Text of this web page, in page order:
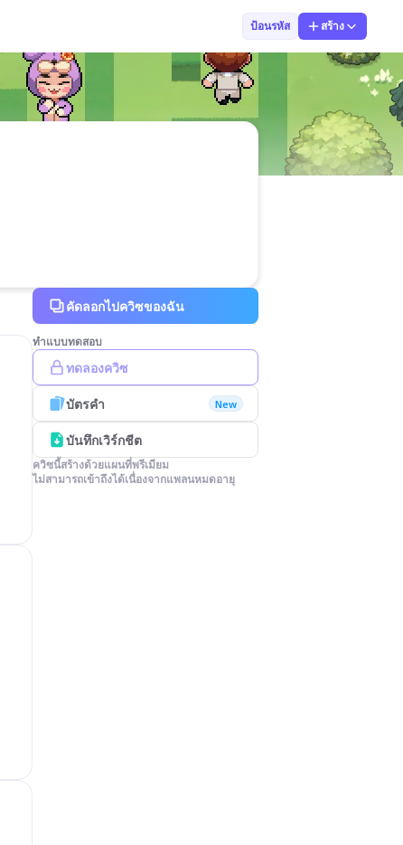
ป้อนรหัส สร้าง
คัดลอกไปควิซของฉัน
ทำแบบทดสอบ
ทดลองควิซ
บัตรคำ New
บันทึกเวิร์กชีต
ควิซนี้สร้างด้วยแผนที่พรีเมียม
ไม่สามารถเข้าถึงได้เนื่องจากแพลนหมดอายุ